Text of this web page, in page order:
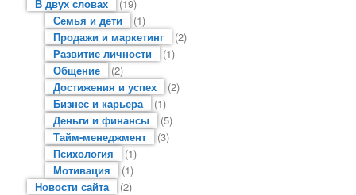
В двух словах
(19)
Семья и дети
(1)
Продажи и маркетинг
(2)
Развитие личности
(1)
Общение
(2)
Достижения и успех
(2)
Бизнес и карьера
(1)
Деньги и финансы
(5)
Тайм-менеджмент
(3)
Психология
(1)
Мотивация
(1)
Новости сайта
(2)